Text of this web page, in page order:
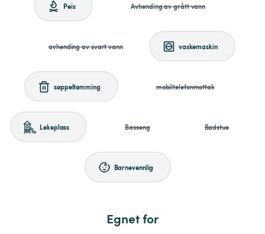
Peis Avhending av grått vann
avhending av svart vann vaskemaskin
søppeltømming mobiltelefonmottak
Lekeplass Basseng Badstue
Barnevennlig
Egnet for